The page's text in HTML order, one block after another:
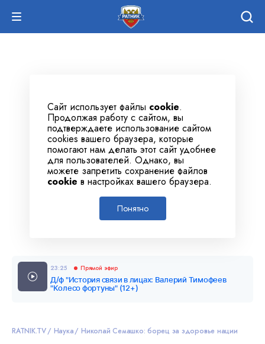
Сайт использует файлы cookie.
Продолжая работу с сайтом, вы
подтверждаете использование сайтом
cookies вашего браузера, которые
помогают нам делать этот сайт удобнее
для пользователей. Однако, вы
можете запретить сохранение файлов
cookie в настройках вашего браузера.
Понятно
23:25 Прямой эфир
Д/ф "История связи в лицах: Валерий Тимофеев
"Колесо фортуны" (12+)
RATNIK.TV Наука Николай Семашко: борец за здоровье нации